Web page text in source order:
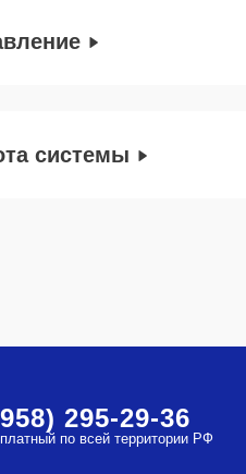
системы
295-29-36
по всей территории РФ